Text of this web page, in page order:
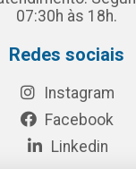
07:30h às 18h.
Redes sociais
Instagram
Facebook
Linkedin